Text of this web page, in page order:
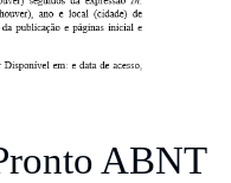
ABNT